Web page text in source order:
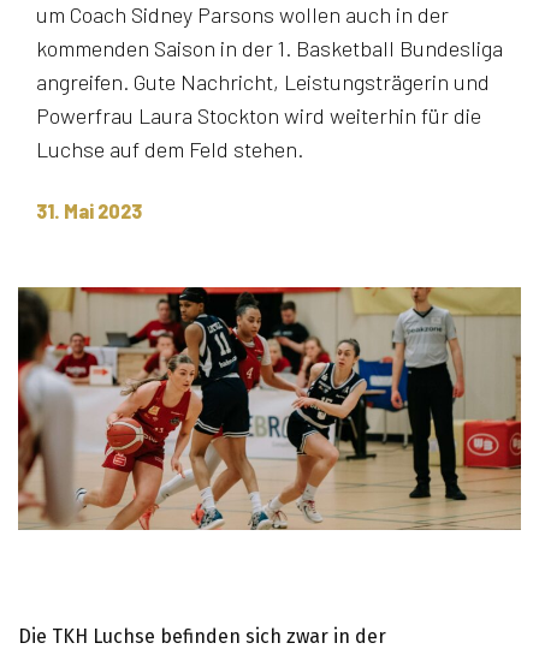
um Coach Sidney Parsons wollen auch in der
kommenden Saison in der 1. Basketball Bundesliga
angreifen. Gute Nachricht, Leistungsträgerin und
Powerfrau Laura Stockton wird weiterhin für die
Luchse auf dem Feld stehen.
31. Mai 2023
Die TKH Luchse befinden sich zwar in der